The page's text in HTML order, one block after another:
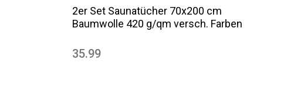
2er Set Saunatücher 70x200 cm
Baumwolle 420 g/qm versch. Farben
35.99